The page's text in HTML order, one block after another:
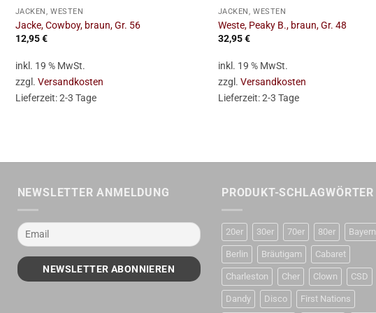
JACKEN, WESTEN
Jacke, Cowboy, braun, Gr. 56
12,95€
inkl. 19 % MwSt.
zzgl. Versandkosten
Lieferzeit:2-3 Tage
JACKEN, WESTEN
Weste, Peaky B., braun, Gr. 48
32,95€
inkl. 19 % MwSt.
zzgl. Versandkosten
Lieferzeit:2-3 Tage
NEWSLETTER ANMELDUNG PRODUKT-SCHLAGWÖRTER
20er 30er 70er 80er Bayern
Berlin Bräutigam Cabaret
Charleston Cher Clown CSD
Dandy Disco First Nations